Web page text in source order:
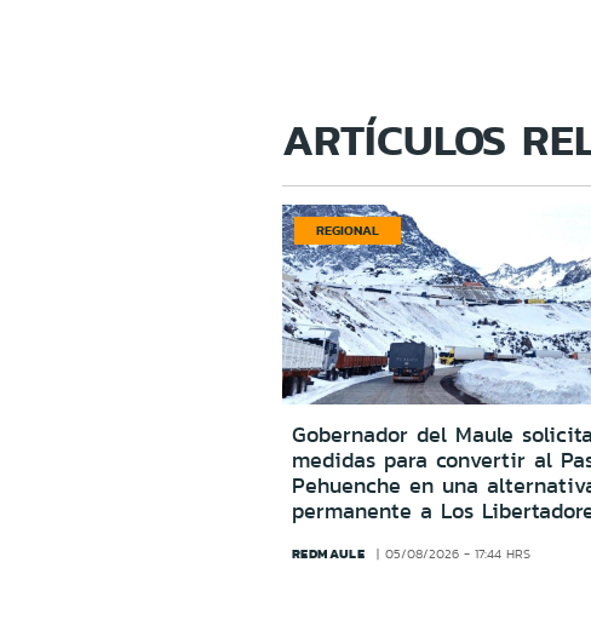
ARTÍCULOS
REGIONAL
Gobernador del Maule solicita
medidas para convertir al
Pehuenche en una
permanente a Los
REDMAULE 05/08/2026 - 17:44 HRS